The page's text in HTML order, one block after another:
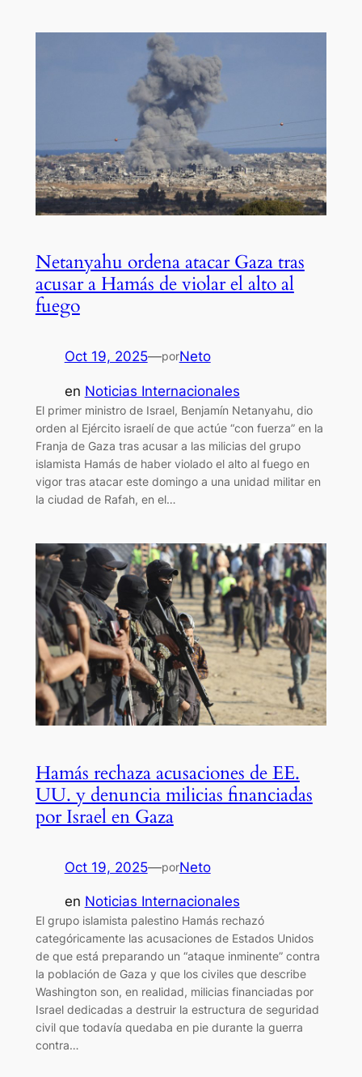
Netanyahu ordena atacar Gaza tras
acusar a Hamás de violar el alto al
fuego
Oct 19, 2025—porNeto
en Noticias Internacionales
El primer ministro de Israel, Benjamín Netanyahu, dio
orden al Ejército israelí de que actúe “con fuerza” en la
Franja de Gaza tras acusar a las milicias del grupo
islamista Hamás de haber violado el alto al fuego en
vigor tras atacar este domingo a una unidad militar en
la ciudad de Rafah, en el…
Hamás rechaza acusaciones de EE.
UU. y denuncia milicias financiadas
por Israel en Gaza
Oct 19, 2025—porNeto
en Noticias Internacionales
El grupo islamista palestino Hamás rechazó
categóricamente las acusaciones de Estados Unidos
de que está preparando un “ataque inminente” contra
la población de Gaza y que los civiles que describe
Washington son, en realidad, milicias financiadas por
Israel dedicadas a destruir la estructura de seguridad
civil que todavía quedaba en pie durante la guerra
contra…